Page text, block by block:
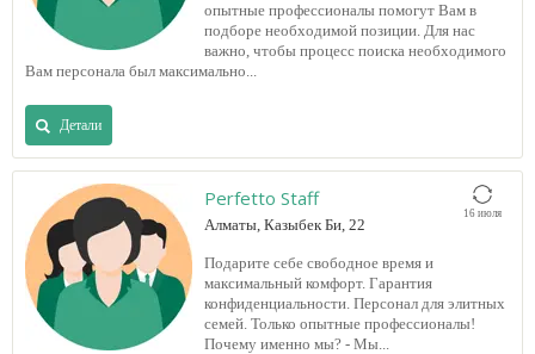
опытные профессионалы помогут Вам в
подборе необходимой позиции. Для нас
важно, чтобы процесс поиска необходимого
Вам персонала был максимально...
Детали
16 июля
Perfetto Staff
Алматы, Казыбек Би, 22
Подарите себе свободное время и
максимальный комфорт. Гарантия
конфиденциальности. Персонал для элитных
семей. Только опытные профессионалы!
Почему именно мы? - Мы...